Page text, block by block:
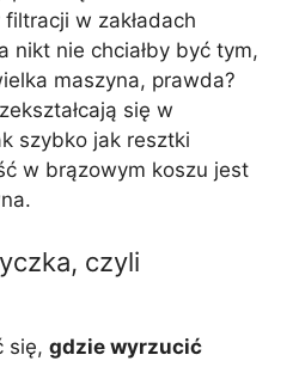
w zakładach
nikt nie chciałby być tym,
maszyna, prawda?
się w
szybko jak resztki
w brązowym koszu jest
czyli
się, gdzie wyrzucić